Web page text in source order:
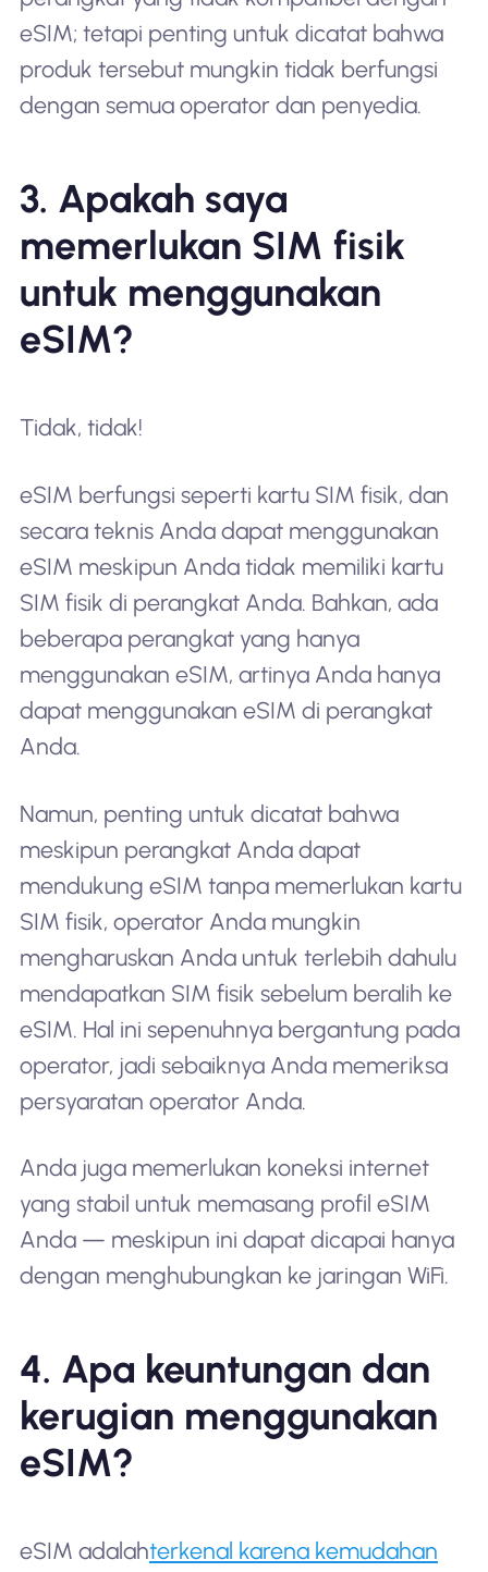
eSIM; tetapi penting untuk dicatat bahwa
produk tersebut mungkin tidak berfungsi
dengan semua operator dan penyedia.
3. Apakah saya
memerlukan SIM fisik
untuk menggunakan
eSIM?
Tidak, tidak!
eSIM berfungsi seperti kartu SIM fisik, dan
secara teknis Anda dapat menggunakan
eSIM meskipun Anda tidak memiliki kartu
SIM fisik di perangkat Anda. Bahkan, ada
beberapa perangkat yang hanya
menggunakan eSIM, artinya Anda hanya
dapat menggunakan eSIM di perangkat
Anda.
Namun, penting untuk dicatat bahwa
meskipun perangkat Anda dapat
mendukung eSIM tanpa memerlukan kartu
SIM fisik, operator Anda mungkin
mengharuskan Anda untuk terlebih dahulu
mendapatkan SIM fisik sebelum beralih ke
eSIM. Hal ini sepenuhnya bergantung pada
operator, jadi sebaiknya Anda memeriksa
persyaratan operator Anda.
Anda juga memerlukan koneksi internet
yang stabil untuk memasang profil eSIM
Anda — meskipun ini dapat dicapai hanya
dengan menghubungkan ke jaringan WiFi.
4. Apa keuntungan dan
kerugian menggunakan
eSIM?
eSIM adalahterkenal karena kemudahan